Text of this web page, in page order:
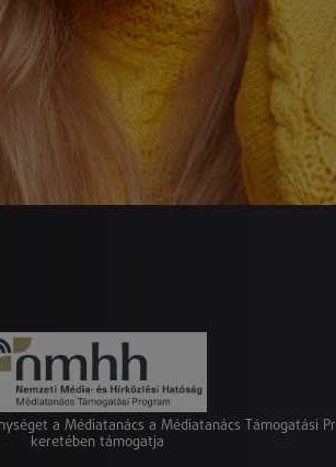
a Médiatanács a Médiatanács Támogatási
keretében támogatja